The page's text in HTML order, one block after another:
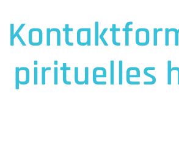
pirituelles